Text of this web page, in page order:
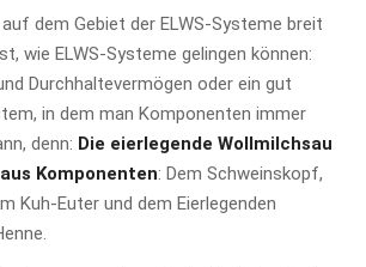
dem Gebiet der ELWS-Systeme breit
wie ELWS-Systeme gelingen können:
Durchhaltevermögen oder ein gut
in dem man Komponenten immer
denn: Die eierlegende Wollmilchsau
Komponenten: Dem Schweinskopf,
Kuh-Euter und dem Eierlegenden